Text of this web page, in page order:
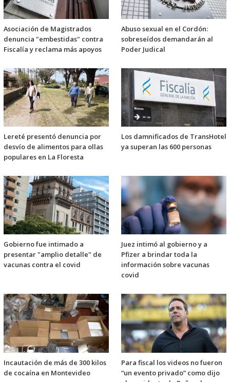
Asociación de Magistrados
denuncia "embestidas" contra
Fiscalía y reclama más apoyos
Abuso sexual en el Cordón:
sobreseídos demandarán al
Poder Judical
Lereté presentó denuncia por
desvío de alimentos para ollas
populares en La Floresta
Los damnificados de TransHotel
ya superan las 600 personas
Gobierno fue intimado a
presentar "amplio detalle" de
vacunas contra el covid
Juez intimó al gobierno y a
Pfizer a brindar toda la
información sobre vacunas
covid
Incautación de más de 300 kilos
de cocaína en Montevideo
Para fiscal los videos no fueron
“un evento privado” como dijo